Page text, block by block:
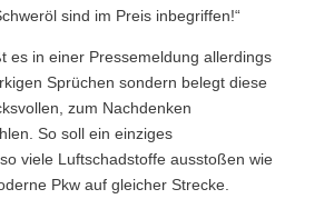
sind im Preis inbegriffen!“
es in einer Pressemeldung allerdings
Sprüchen sondern belegt diese
zum Nachdenken
So soll ein einziges
viele Luftschadstoffe ausstoßen wie
Pkw auf gleicher Strecke.